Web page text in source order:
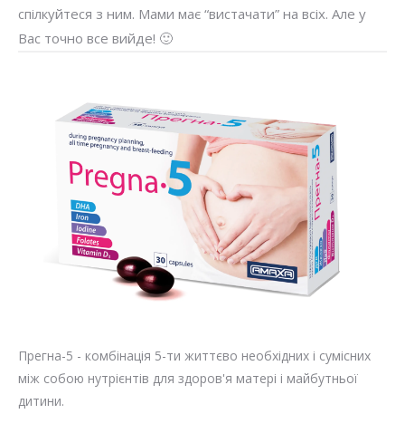
спілкуйтеся з ним. Мами має “вистачати” на всіх. Але у
Вас точно все вийде! 🙂
Прегна-5 - комбінація 5-ти життєво необхідних і сумісних
між собою нутрієнтів для здоров'я матері і майбутньої
дитини.